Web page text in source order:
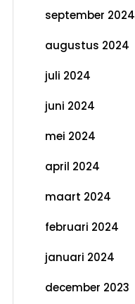
september 2024
augustus 2024
juli 2024
juni 2024
mei 2024
april 2024
maart 2024
februari 2024
januari 2024
december 2023